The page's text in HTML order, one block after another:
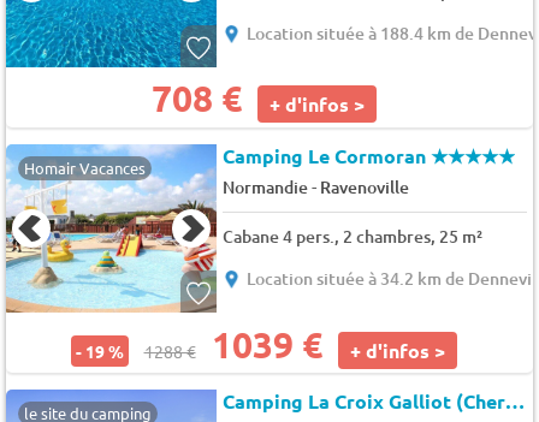
Location située à 188.4 km de
708 € + d'infos >
Homair Vacances Camping Le Cormoran★★★★★
Normandie- Ravenoville
Cabane 4 pers., 2 chambres, 25 m²
Location située à 34.2 km de
- 19 % 1288 € 1039 € + d'infos >
le site du camping Camping La Croix Galliot (Cherrueix à 6 km)